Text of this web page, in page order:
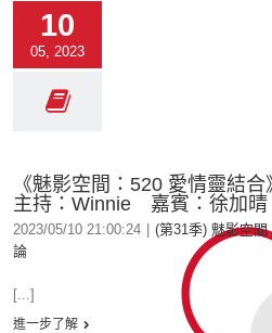
10
05, 2023
《魅影空間：520 愛情靈結
主持：Winnie 嘉賓：徐加晴
2023/05/10 21:00:24 (第31季) 魅影空間
論
[...]
進一步了解